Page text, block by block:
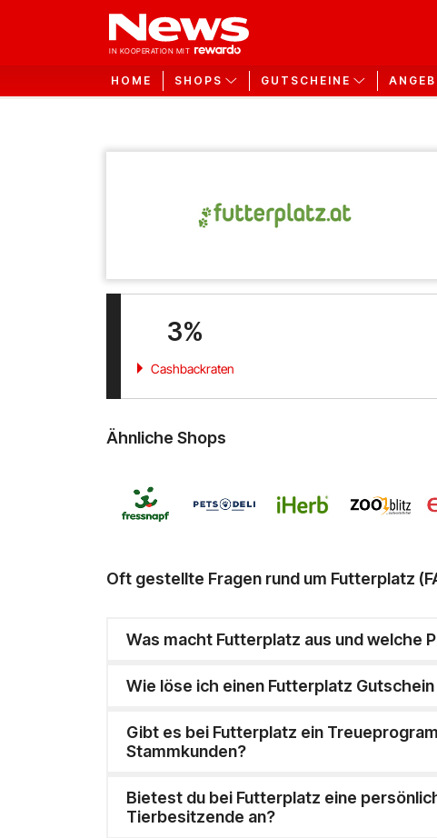
HOME SHOPS GUTSCHEINE
3%
Cashbackraten
Ähnliche Shops
Oft gestellte Fragen rund um Futterplatz
Was macht Futterplatz aus und welche
Wie löse ich einen Futterplatz
Gibt es bei Futterplatz ein
Stammkunden?
Bietest du bei Futterplatz eine
Tierbesitzende an?